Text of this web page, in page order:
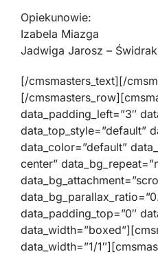
Opiekunowie:
Izabela Miazga
Jadwiga Jarosz – Świdrak
[/cmsmasters_text][/
[/
data_padding_left=”3″
data_top_style=”default”
data_color=”default”
center”
data_padding_top=”0″
data_width=”1/